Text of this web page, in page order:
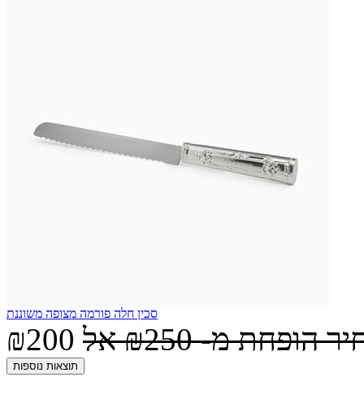
סכין חלה פורמה מצופה משוננת
₪200 הופחת מ-₪250 אל
תוצאות נוספות